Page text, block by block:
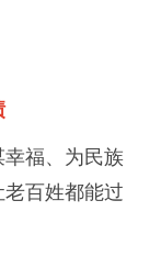
福、为民族
百姓都能过